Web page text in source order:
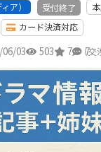
ア） 受付終了
カード決済対応
06/03 503 7 7
（交